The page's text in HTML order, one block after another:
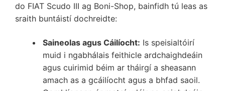
do FIAT Scudo III ag Boni-Shop, bainfidh tú leas as
sraith buntáistí dochreidte:
Saineolas agus Cáilíocht: Is speisialtóirí
muid i ngabhálais feithicle ardchaighdeáin
agus cuirimid béim ar tháirgí a sheasann
amach as a gcáilíocht agus a bhfad saoil.